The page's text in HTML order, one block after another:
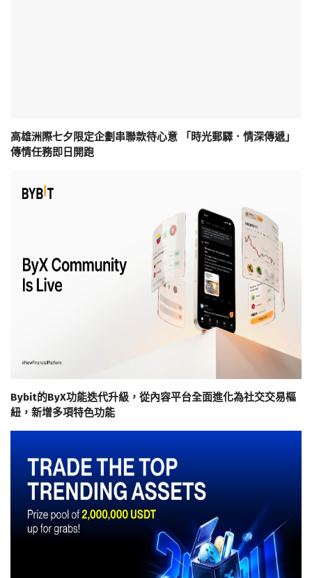
高雄洲際七夕限定企劃串聯款待心意 「時光郵驛．情深傳遞」
傳情任務即日開跑
Bybit的ByX功能迭代升級，從內容平台全面進化為社交交易樞
紐，新增多項特色功能